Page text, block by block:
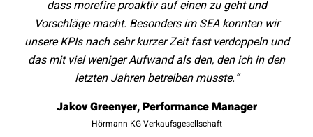
dass morefire proaktiv auf einen zu geht und
Vorschläge macht. Besonders im SEA konnten wir
unsere KPIs nach sehr kurzer Zeit fast verdoppeln und
das mit viel weniger Aufwand als den, den ich in den
letzten Jahren betreiben musste.“
Jakov Greenyer, Performance Manager
Hörmann KG Verkaufsgesellschaft